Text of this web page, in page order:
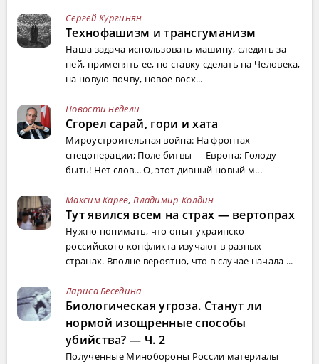
Сергей Кургинян
Технофашизм и трансгуманизм
Наша задача использовать машину, следить за
ней, применять ее, но ставку сделать на Человека,
на новую почву, новое восх...
Новости недели
Сгорел сарай, гори и хата
Мироустроительная война: На фронтах
спецоперации; Поле битвы — Европа; Голоду —
быть! Нет слов... О, этот дивный новый м...
Максим Карев,Владимир Колдин
Тут явился всем на страх — вертопрах
Нужно понимать, что опыт украинско-
российского конфликта изучают в разных
странах. Вполне вероятно, что в случае начала ...
Лариса Беседина
Биологическая угроза. Станут ли
нормой изощренные способы
убийства? — Ч. 2
Полученные Минобороны России материалы